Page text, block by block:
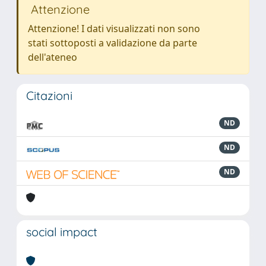
Attenzione
Attenzione! I dati visualizzati non sono
stati sottoposti a validazione da parte
dell'ateneo
Citazioni
ND
ND
ND
social impact